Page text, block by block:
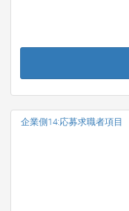
企業側14:応募求職者項目